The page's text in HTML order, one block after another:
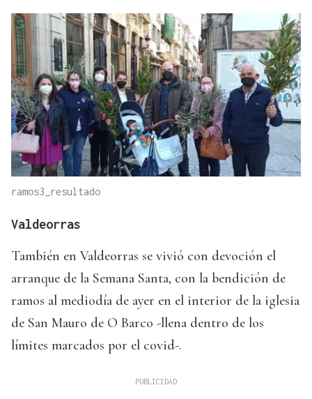
ramos3_resultado
Valdeorras
También en Valdeorras se vivió con devoción el
arranque de la Semana Santa, con la bendición de
ramos al mediodía de ayer en el interior de la iglesia
de San Mauro de O Barco -llena dentro de los
límites marcados por el covid-.